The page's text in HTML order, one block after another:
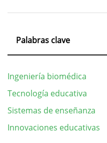
Palabras clave
Ingeniería biomédica
Tecnología educativa
Sistemas de enseñanza
Innovaciones educativas